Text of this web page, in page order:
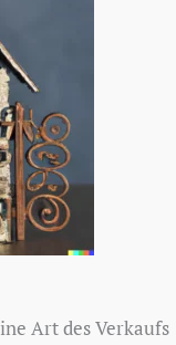
Art des Verkaufs